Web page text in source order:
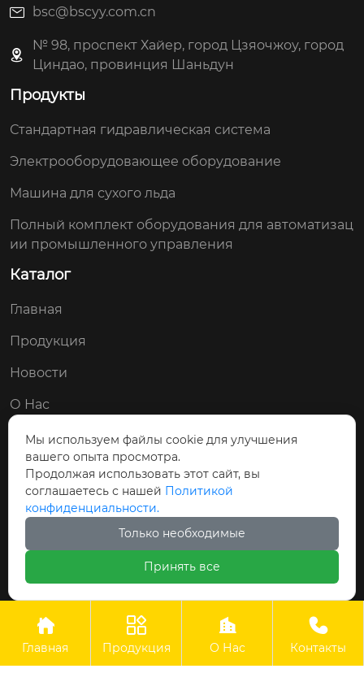
bsc@bscyy.com.cn
№ 98, проспект Хайер, город Цзяочжоу, город
Циндао, провинция Шаньдун
Продукты
Стандартная гидравлическая система
Электрооборудовающее оборудование
Машина для сухого льда
Полный комплект оборудования для автоматизац
ии промышленного управления
Каталог
Главная
Продукция
Новости
О Нас
Контакты
Мы в соц. сетях:
 
Авторские права © ООО Циндао Байши Чэн

Главная

Продукция

О Нас

Контакты
Мы используем файлы cookie для улучшения
вашего опыта просмотра.
Продолжая использовать этот сайт, вы
соглашаетесь с нашей Политикой
конфиденциальности.
Только необходимые
Принять все